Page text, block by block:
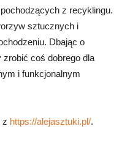
z recyklingu.
sztucznych i
Dbając o
coś dobrego dla
i funkcjonalnym
z https://alejasztuki.pl/.